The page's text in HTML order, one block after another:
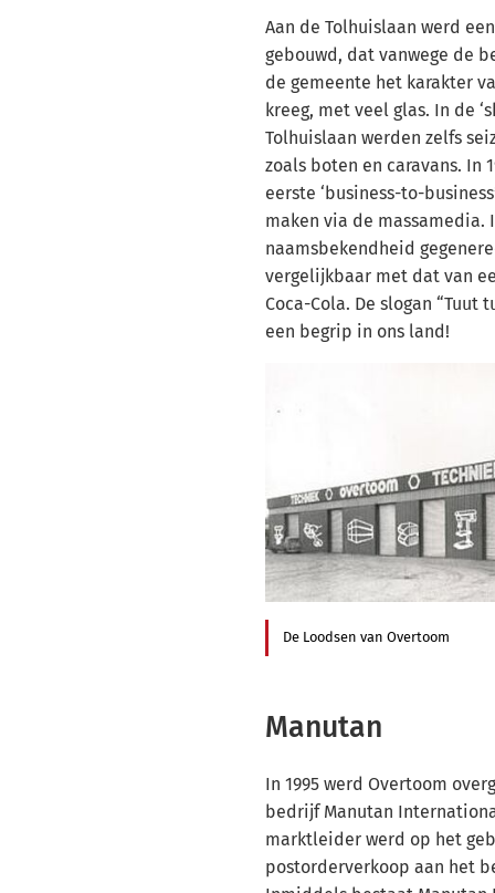
Aan de Tolhuislaan werd
gebouwd, dat vanwege de
de gemeente het karakter
kreeg, met veel glas. In de
Tolhuislaan werden zelfs
zoals boten en caravans. In
eerste ‘business-to-
maken via de massamedia.
naamsbekendheid
vergelijkbaar met dat van
Coca-Cola. De slogan “Tuut
een begrip in ons land!
De Loodsen van Overtoom
Manutan
In 1995 werd Overtoom
bedrijf Manutan
marktleider werd op het
postorderverkoop aan het